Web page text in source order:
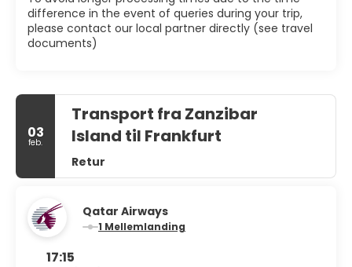
difference in the event of queries during your trip,
please contact our local partner directly (see travel
documents)
03
feb.
Transport fra Zanzibar
Island til Frankfurt
Retur
Qatar Airways
1 Mellemlanding
17:15